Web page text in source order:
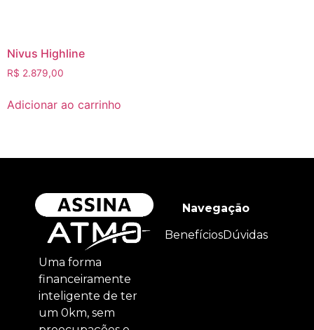
Nivus Highline
R$ 2.879,00
Adicionar ao carrinho
Uma forma
financeiramente
inteligente de ter
um 0km, sem
Navegação
BenefíciosDúvidas